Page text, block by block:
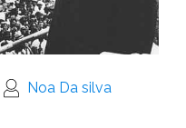
Noa Da silva